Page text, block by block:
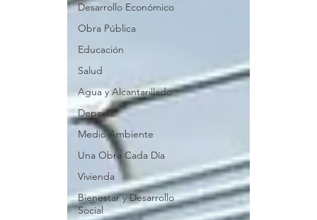
Desarrollo Económico
Obra Pública
Educación
Salud
Agua y Alcantarillado
Deporte
Medio Ambiente
Una Obra Cada Día
Vivienda
Bienestar y Desarrollo
Social